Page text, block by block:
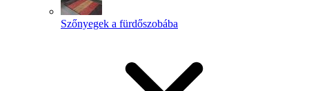
Szőnyegek a fürdőszobába